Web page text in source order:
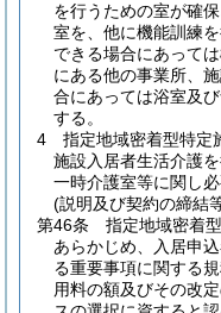
を行うための室が確
室を、他に機能訓練
できる場合にあって
にある他の事業所、
合にあっては浴室及
する。
4
指定地域密着型特定
施設入居者生活介護
一時介護室等に関し
(説明及び契約の締結
第46条
指定地域密着
あらかじめ、入居申
る重要事項に関する
用料の額及びその改